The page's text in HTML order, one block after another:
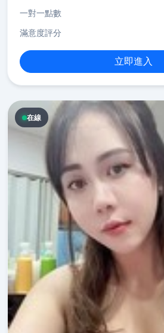
一對一點數
滿意度評分
立即進入
在線